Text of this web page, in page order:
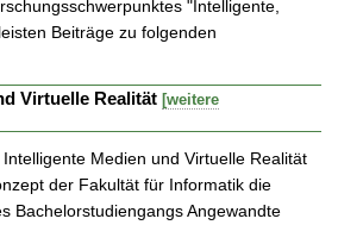
"Intelligente,
Beiträge zu folgenden
Virtuelle Realität [weitere
Medien und Virtuelle Realität
der Fakultät für Informatik die
Bachelorstudiengangs Angewandte